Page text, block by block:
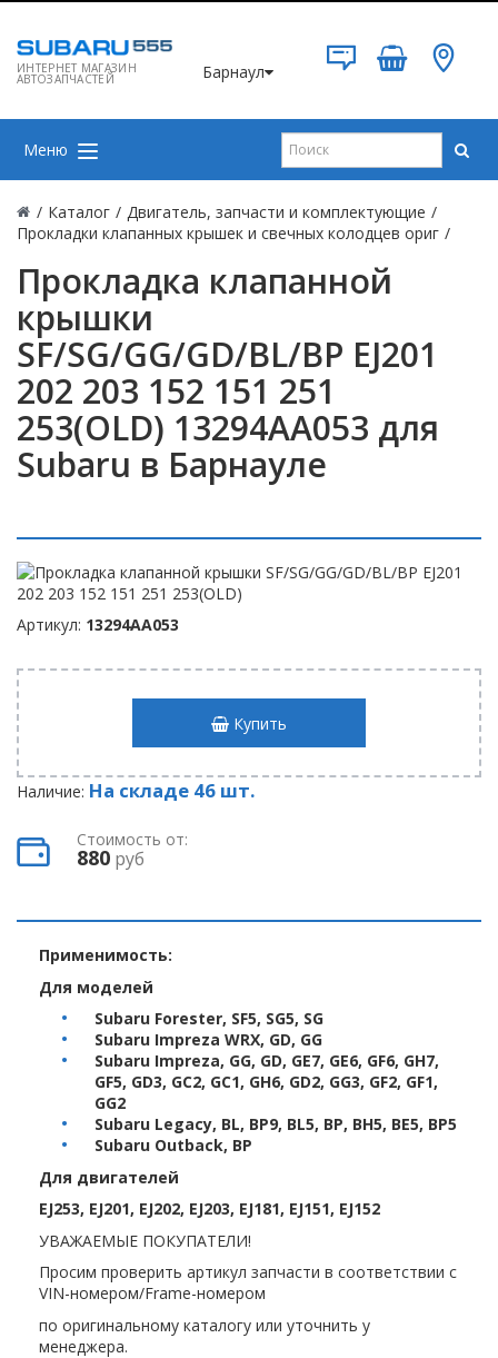
ИНТЕРНЕТ МАГАЗИН
АВТОЗАПЧАСТЕЙ Барнаул
Меню
/ Каталог / Двигатель, запчасти и комплектующие /
Прокладки клапанных крышек и свечных колодцев ориг /
Прокладка клапанной
крышки
SF/SG/GG/GD/BL/BP EJ201
202 203 152 151 251
253(OLD) 13294AA053 для
Subaru в Барнауле
Артикул: 13294AA053
Купить
Наличие: На складе 46 шт.
Стоимость от:
880 руб
Применимость:
Для моделей
Subaru Forester, SF5, SG5, SG
Subaru Impreza WRX, GD, GG
Subaru Impreza, GG, GD, GE7, GE6, GF6, GH7,
GF5, GD3, GC2, GC1, GH6, GD2, GG3, GF2, GF1,
GG2
Subaru Legacy, BL, BP9, BL5, BP, BH5, BE5, BP5
Subaru Outback, BP
Для двигателей
EJ253, EJ201, EJ202, EJ203, EJ181, EJ151, EJ152
УВАЖАЕМЫЕ ПОКУПАТЕЛИ!
Просим проверить артикул запчасти в соответствии с
VIN-номером/Frame-номером
по оригинальному каталогу или уточнить у
менеджера.